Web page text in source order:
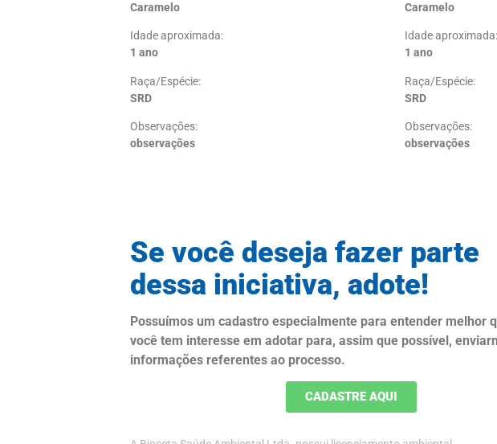
Caramelo
Idade aproximada:
1 ano
Raça/Espécie:
SRD
Observações:
observações
Caramelo
Idade aproximada:
1 ano
Raça/Espécie:
SRD
Observações:
observações
Se você deseja fazer parte
dessa iniciativa, adote!
Possuímos um cadastro especialmente para entender melhor
você tem interesse em adotar para, assim que possível,
informações referentes ao processo.
CADASTRE AQUI